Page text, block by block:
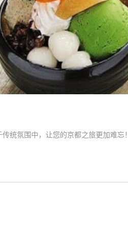
统氛围中，让您的京都之旅更加难忘！